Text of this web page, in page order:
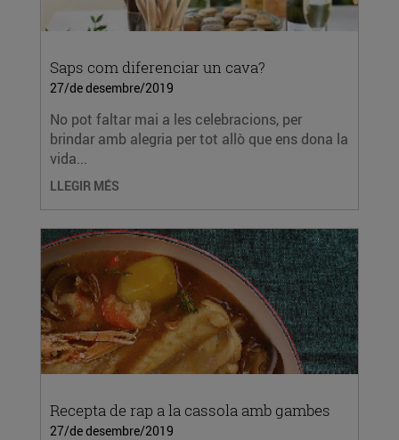
Saps com diferenciar un cava?
27/de desembre/2019
No pot faltar mai a les celebracions, per
brindar amb alegria per tot allò que ens dona la
vida...
LLEGIR MÉS
Recepta de rap a la cassola amb gambes
27/de desembre/2019